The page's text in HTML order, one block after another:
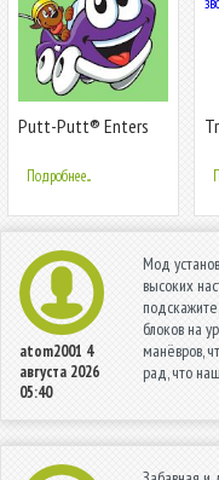
Putt-Putt® Enters
Подробнее...
atom2001 4
августа 2026
05:40
Мод
высоких
блоков на
манёвров,
рад, что